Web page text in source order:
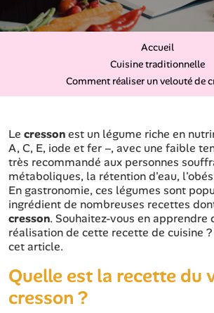
Accueil
Cuisine traditionnelle
Comment réaliser un velouté de
Le cressonest un légume riche en
A, C, E, iode et fer –, avec une faible
très recommandé aux personnes
métaboliques, la rétention d'eau,
En gastronomie, ces légumes sont
ingrédient de nombreuses recettes
cresson. Souhaitez-vous en apprendre
réalisation de cette recette de cuisine
cet article.
Quelle est la recette du
cresson ?